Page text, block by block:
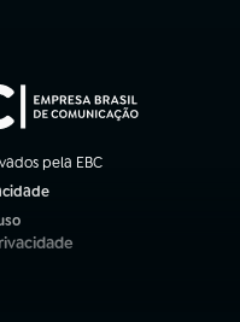
pela EBC
aba)